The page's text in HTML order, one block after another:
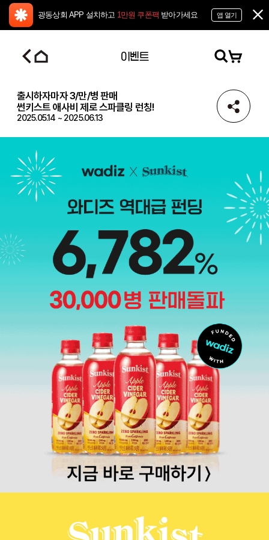
광동상회 APP 설치하고 1만원 쿠폰팩 받아가세요 앱 열기
이벤트
출시하자마자 3/만/병 판매
썬키스트 애사비 제로 스파클링 런칭!
2025.05.14 ~ 2025.06.13